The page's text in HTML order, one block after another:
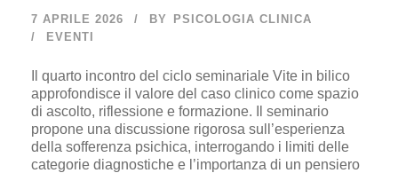
7 APRILE 2026 BY
PSICOLOGIA CLINICA
EVENTI
Il quarto incontro del ciclo seminariale Vite in bilico
approfondisce il valore del caso clinico come spazio
di ascolto, riflessione e formazione. Il seminario
propone una discussione rigorosa sull’esperienza
della sofferenza psichica, interrogando i limiti delle
categorie diagnostiche e l’importanza di un pensiero